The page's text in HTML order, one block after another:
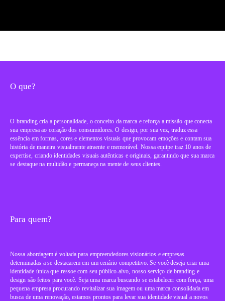
O que?
O branding cria a personalidade, o conceito da marca e reforça a missão que conecta
sua empresa ao coração dos consumidores. O design, por sua vez, traduz essa
essência em formas, cores e elementos visuais que provocam emoções e contam sua
história de maneira visualmente atraente e memorável. Nossa equipe traz 10 anos de
expertise, criandoidentidades visuais autênticas e originais, garantindo que sua marca
se destaque na multidão e permaneça na mente de seus clientes.
Para quem?
Nossa abordagem é voltada para empreendedores visionários e empresas
determinadas a se destacarem em um cenário competitivo. Se você deseja criar uma
identidade única que ressoe com seu público-alvo, nosso serviço de branding e
design são feitos para você. Seja uma marca buscando se estabelecer com força, uma
pequena empresa procurando revitalizar sua imagem ou uma marca consolidada em
busca de uma renovação, estamos prontos para levar sua identidade visual a novos